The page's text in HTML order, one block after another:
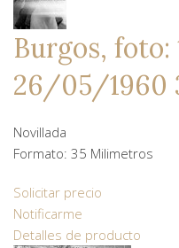
Burgos, foto:
26/05/1960
Novillada
Formato: 35 Milimetros
Solicitar precio
Notificarme
Detalles de producto